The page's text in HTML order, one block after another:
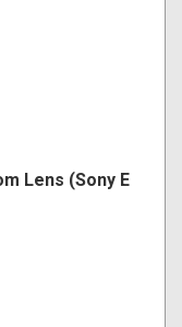
Lens (Sony E